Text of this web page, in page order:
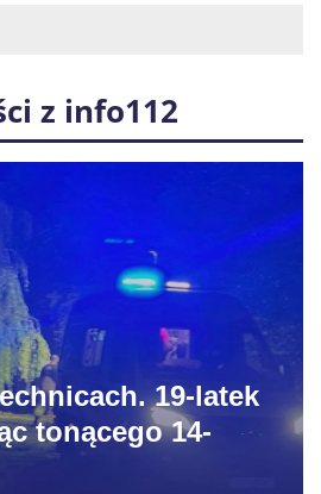
z info112
19-latek
tonącego 14-